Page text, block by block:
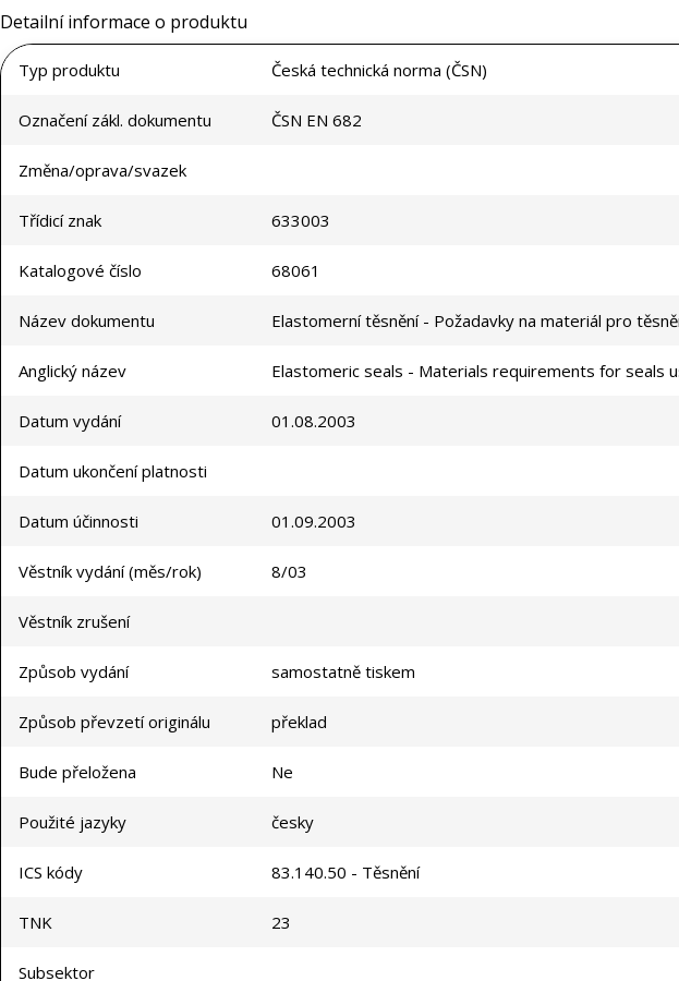
Detailní informace o produktu
Typ produktu Česká technická norma (ČSN)
Označení zákl. dokumentu ČSN EN 682
Změna/oprava/svazek
Třídicí znak 633003
Katalogové číslo 68061
Název dokumentu Elastomerní těsnění - Požadavky na materiál pro
Anglický název Elastomeric seals - Materials requirements for seals
Datum vydání 01.08.2003
Datum ukončení platnosti
Datum účinnosti 01.09.2003
Věstník vydání (měs/rok) 8/03
Věstník zrušení
Způsob vydání samostatně tiskem
Způsob převzetí originálu překlad
Bude přeložena Ne
Použité jazyky česky
ICS kódy 83.140.50 - Těsnění
TNK 23
Subsektor